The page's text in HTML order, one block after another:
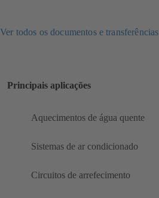
Ver todos os documentos e transferências
Principais aplicações
Aquecimentos de água quente
Sistemas de ar condicionado
Circuitos de arrefecimento